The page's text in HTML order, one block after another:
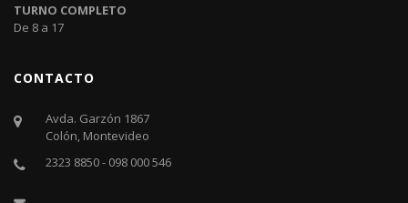
TURNO COMPLETO
De 8 a 17
CONTACTO
Avda. Garzón 1867
Colón, Montevideo
2323 8850 - 098 000 546